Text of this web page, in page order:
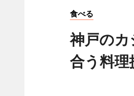
食べる
神戸の
合う料理